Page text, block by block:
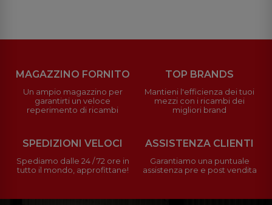
MAGAZZINO FORNITO
Un ampio magazzino per
garantirti un veloce
reperimento di ricambi
TOP BRANDS
Mantieni l'efficienza dei tuoi
mezzi con i ricambi dei
migliori brand
SPEDIZIONI VELOCI
Spediamo dalle 24 / 72 ore in
tutto il mondo, approfittane!
ASSISTENZA CLIENTI
Garantiamo una puntuale
assistenza pre e post vendita